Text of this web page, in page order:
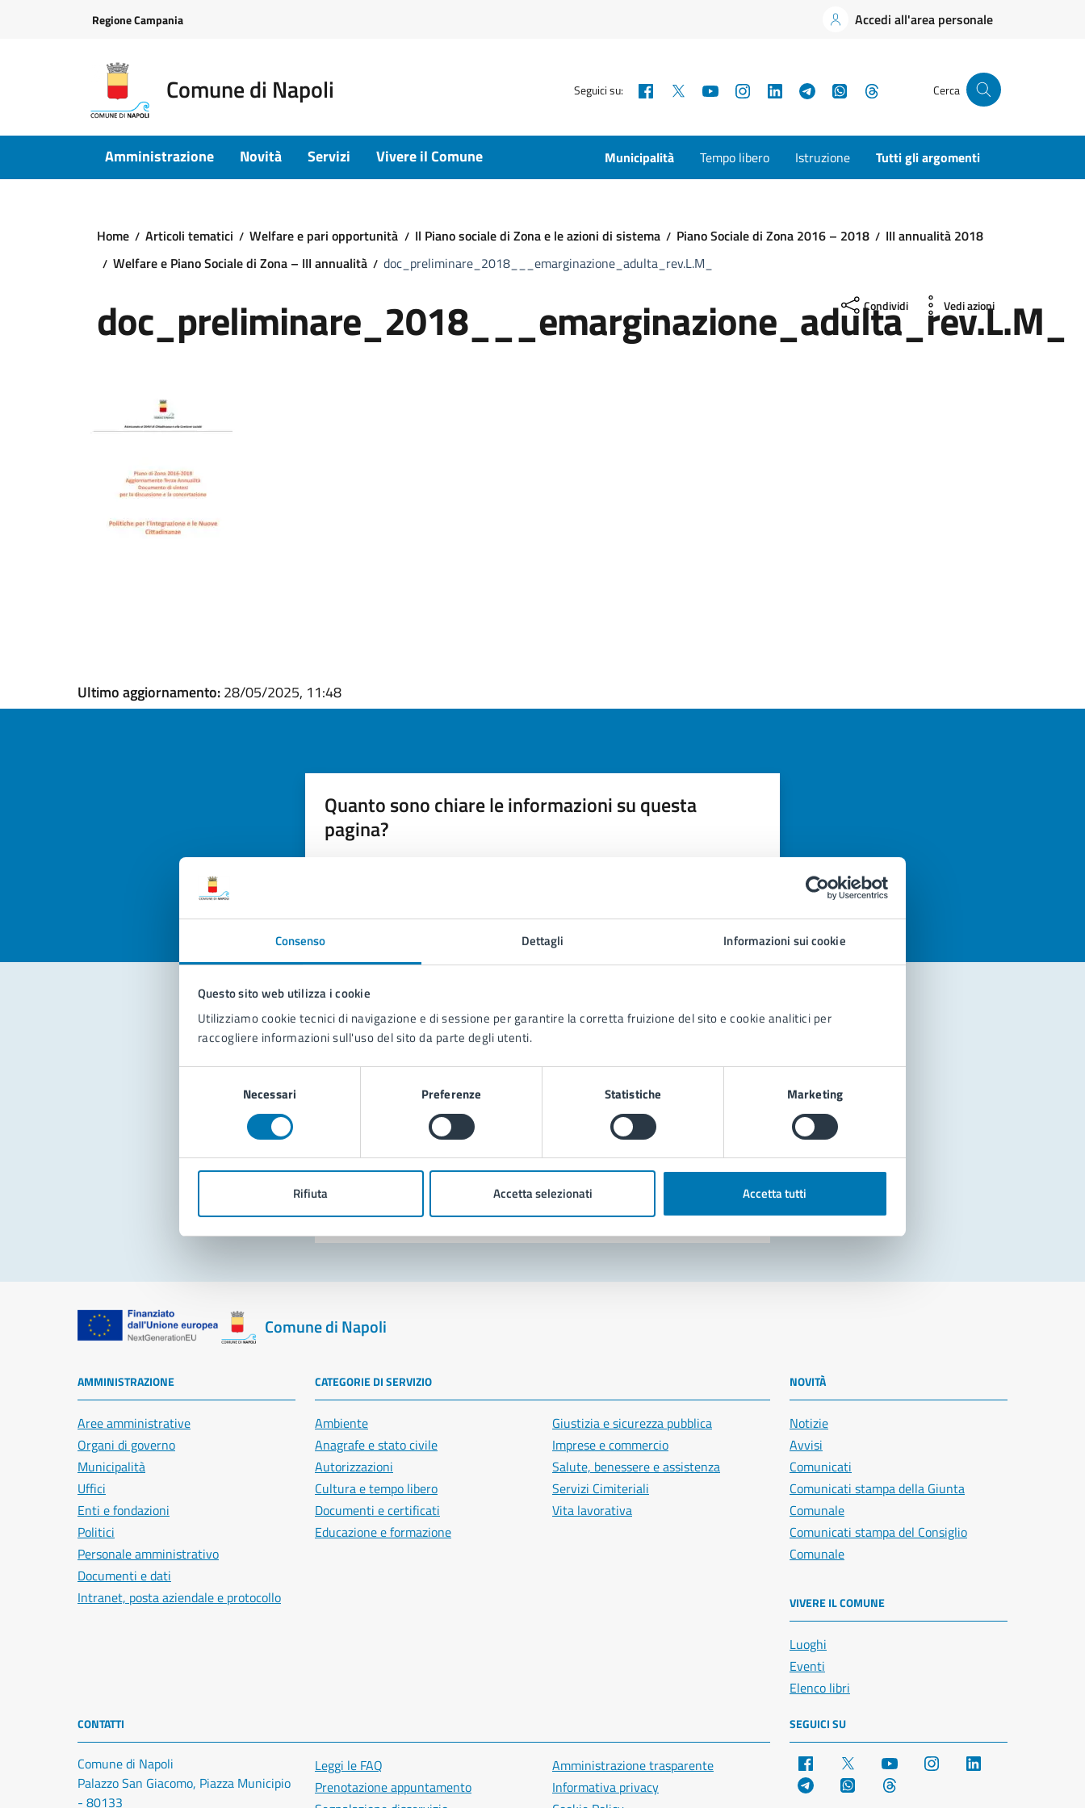
Consenso Dettagli Informazioni sui cookie
Questo sito web utilizza i cookie
Utilizziamo cookie tecnici di navigazione e di sessione per garantire la corretta fruizione del sito e cookie analitici per
raccogliere informazioni sull'uso del sito da parte degli utenti.
Necessari Preferenze Statistiche Marketing
Rifiuta Accetta selezionati Accetta tutti
Regione Campania Accedi all'area personale
Comune di Napoli Seguici su: Facebook YouTubeInstagramLinkedInTelegramWhatsApp Cerca
Amministrazione Novità Servizi Vivere il Comune Municipalità Tempo libero Istruzione Tutti gli argomenti
Home Articoli tematici Welfare e pari opportunità Il Piano sociale di Zona e le azioni di sistema Piano Sociale di Zona 2016 – 2018
III annualità 2018
Welfare e Piano Sociale di Zona – III annualità
doc_preliminare_2018___emarginazione_adulta_rev.L.M_
doc_preliminare_2018___emarginazione_adulta_rev.L.M_
Condividi Vedi azioni
Ultimo aggiornamento:28/05/2025, 11:48
Quanto sono chiare le informazioni su questa
pagina?
Contatta il comune
Leggi le domande frequenti
Richiedi assistenza
Prenota appuntamento
Problemi in città
Segnala disservizio
Comune di Napoli
AMMINISTRAZIONE
Aree amministrative
Organi di governo
Municipalità
Uffici
Enti e fondazioni
Politici
Personale amministrativo
Documenti e dati
Intranet, posta aziendale e protocollo
CATEGORIE DI SERVIZIO
Ambiente
Anagrafe e stato civile
Autorizzazioni
Cultura e tempo libero
Documenti e certificati
Educazione e formazione
Giustizia e sicurezza pubblica
Imprese e commercio
Salute, benessere e assistenza
Servizi Cimiteriali
Vita lavorativa
NOVITÀ
Notizie
Avvisi
Comunicati
Comunicati stampa della Giunta
Comunale
Comunicati stampa del Consiglio
Comunale
VIVERE IL COMUNE
Luoghi
Eventi
Elenco libri
CONTATTI
Comune di Napoli
Palazzo San Giacomo, Piazza Municipio
- 80133
Leggi le FAQ
Prenotazione appuntamento
Amministrazione trasparente
Informativa privacy
SEGUICI SU
Facebook YouTube Instagram
Telegram WhatsApp